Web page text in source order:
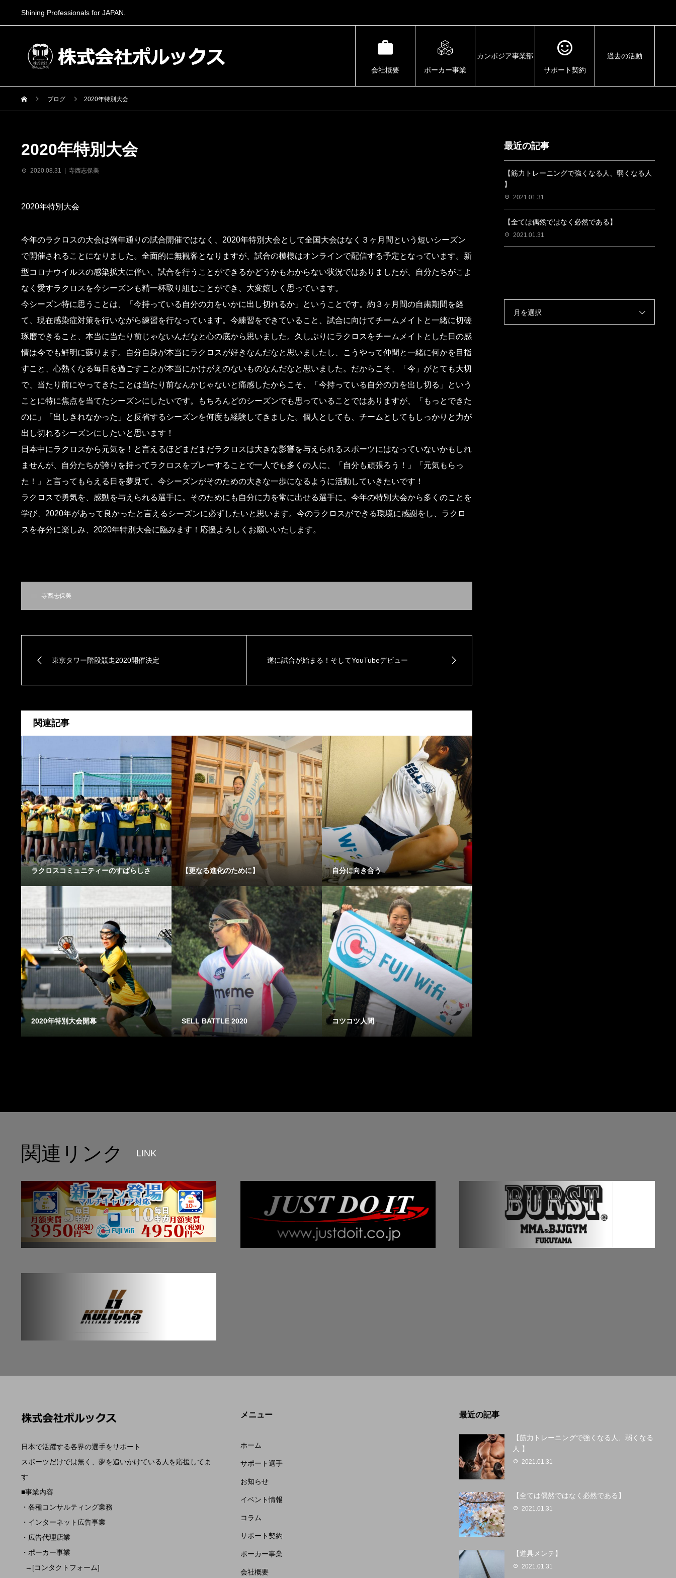
Shining Professionals for JAPAN.
会社概要 ポーカー事業
カンボジア事業部
サポート契約
過去の活動
ブログ 2020年特別大会
2020年特別大会
2020.08.31 寺西志保美
2020年特別大会
今年のラクロスの大会は例年通りの試合開催ではなく、2020年特別大会として全国大会はなく３ヶ月間という短いシーズン
で開催されることになりました。全面的に無観客となりますが、試合の模様はオンラインで配信する予定となっています。新
型コロナウイルスの感染拡大に伴い、試合を行うことができるかどうかもわからない状況ではありましたが、自分たちがこよ
なく愛すラクロスを今シーズンも精一杯取り組むことができ、大変嬉しく思っています。
今シーズン特に思うことは、「今持っている自分の力をいかに出し切れるか」ということです。約３ヶ月間の自粛期間を経
て、現在感染症対策を行いながら練習を行なっています。今練習をできていること、試合に向けてチームメイトと一緒に切磋
琢磨できること、本当に当たり前じゃないんだなと心の底から思いました。久しぶりにラクロスをチームメイトとした日の感
情は今でも鮮明に蘇ります。自分自身が本当にラクロスが好きなんだなと思いましたし、こうやって仲間と一緒に何かを目指
すこと、心熱くなる毎日を過ごすことが本当にかけがえのないものなんだなと思いました。だからこそ、「今」がとても大切
で、当たり前にやってきたことは当たり前なんかじゃないと痛感したからこそ、「今持っている自分の力を出し切る」という
ことに特に焦点を当てたシーズンにしたいです。もちろんどのシーズンでも思っていることではありますが、「もっとできた
のに」「出しきれなかった」と反省するシーズンを何度も経験してきました。個人としても、チームとしてもしっかりと力が
出し切れるシーズンにしたいと思います！
日本中にラクロスから元気を！と言えるほどまだまだラクロスは大きな影響を与えられるスポーツにはなっていないかもしれ
ませんが、自分たちが誇りを持ってラクロスをプレーすることで一人でも多くの人に、「自分も頑張ろう！」「元気もらっ
た！」と言ってもらえる日を夢見て、今シーズンがそのための大きな一歩になるように活動していきたいです！
ラクロスで勇気を、感動を与えられる選手に。そのためにも自分に力を常に出せる選手に。今年の特別大会から多くのことを
学び、2020年があって良かったと言えるシーズンに必ずしたいと思います。今のラクロスができる環境に感謝をし、ラクロ
スを存分に楽しみ、2020年特別大会に臨みます！応援よろしくお願いいたします。
寺西志保美
東京タワー階段競走2020開催決定 遂に試合が始まる！そしてYouTubeデビュー
関連記事
ラクロスコミュニティーのすばらしさ 【更なる進化のために】 自分に向き合う
2020年特別大会開幕 SELL BATTLE 2020 コツコツ人間
最近の記事
【筋力トレーニングで強くなる人、弱くなる人
】
2021.01.31
【全ては偶然ではなく必然である】
2021.01.31
月を選択
関連リンク LINK
日本で活躍する各界の選手をサポート
スポーツだけでは無く、夢を追いかけている人を応援してま
す
■事業内容
・各種コンサルティング業務
・インターネット広告事業
・広告代理店業
・ポーカー事業
→[コンタクトフォーム]
メニュー
ホーム
サポート選手
お知らせ
イベント情報
コラム
サポート契約
ポーカー事業
会社概要
最近の記事
【筋力トレーニングで強くなる人、弱くなる
人 】
2021.01.31
【全ては偶然ではなく必然である】
2021.01.31
【道具メンテ】
2021.01.31